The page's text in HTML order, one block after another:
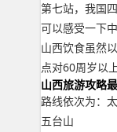
第七站，我国
可以感受一下
山西饮食虽然
点对60周岁以
山西旅游攻略
路线依次为：
五台山